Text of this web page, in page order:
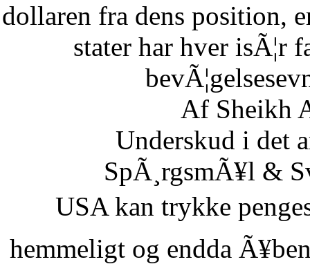
dollaren fra dens position,
stater har hver isÃ¦r
Af Sheikh
Underskud i det
SpÃ¸rgsmÃ¥l &
USA kan trykke
hemmeligt og endda